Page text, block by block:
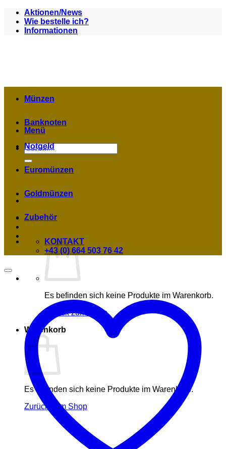
Zum
Inhalt
springen
Aktionen/News
Wie bestelle ich?
Informationen
Menü
Suchen
nach:
Es befinden sich keine Produkte im Warenkorb.
Zurück zum Shop
Warenkorb
Es befinden sich keine Produkte im Warenkorb.
Zurück zum Shop
Münzen
Banknoten
Notgeld
Euromünzen
Goldmünzen
Zubehör
KONTAKT
+43 (0) 664 503 76 42